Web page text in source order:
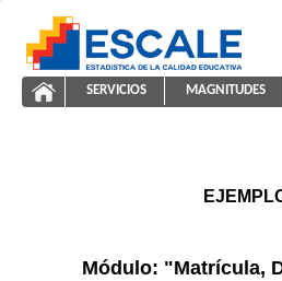
ESCALE - Unidad de
ayuda2011
NAVEGACIÓN
SERVICIOS MAGNITUDES
Módulo: "Matrícula,